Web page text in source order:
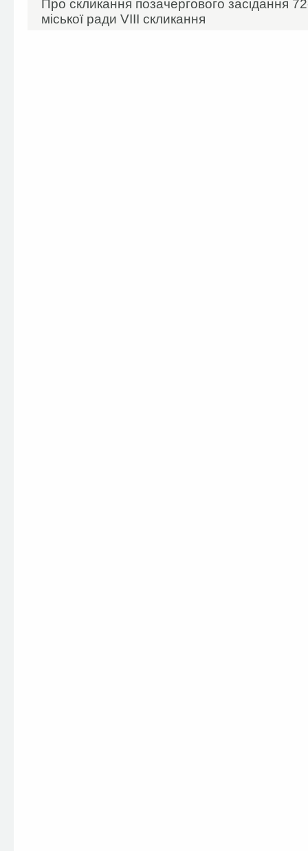
Про скликання позачергового засідання 72-
міської ради VIIІ скликання